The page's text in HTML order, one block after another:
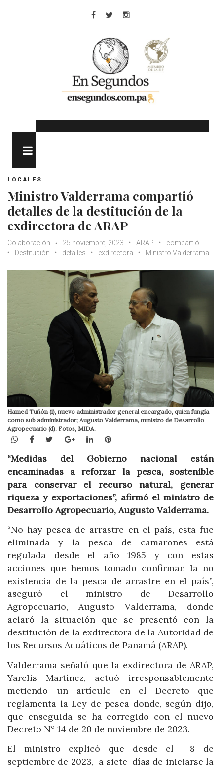
LOCALES
Ministro Valderrama compartió
detalles de la destitución de la
exdirectora de ARAP
Colaboración 25 noviembre, 2023 ARAP
compartió
Destitución
detalles exdirectora Ministro Valderrama
Hamed Tuñón (i), nuevo administrador general encargado, quien fungía
como sub administrador; Augusto Valderrama, ministro de Desarrollo
Agropecuario (d). Fotos, MIDA.
WhatsApp
Facebook
TwitterGoogle+LinkedInPinterest
“Medidas del Gobierno nacional están
encaminadas a reforzar la pesca, sostenible
para conservar el recurso natural, generar
riqueza y exportaciones”, afirmó el ministro de
Desarrollo Agropecuario, Augusto Valderrama.
“No hay pesca de arrastre en el país, esta fue
eliminada y la pesca de camarones está
regulada desde el año 1985 y con estas
acciones que hemos tomado confirman la no
existencia de la pesca de arrastre en el país”,
aseguró el ministro de Desarrollo
Agropecuario, Augusto Valderrama, donde
aclaró la situación que se presentó con la
destitución de la exdirectora de la Autoridad de
los Recursos Acuáticos de Panamá (ARAP).
Valderrama señaló que la exdirectora de ARAP,
Yarelis Martínez, actuó irresponsablemente
metiendo un artículo en el Decreto que
reglamenta la Ley de pesca donde, según dijo,
que enseguida se ha corregido con el nuevo
Decreto N° 14 de 20 de noviembre de 2023.
El ministro explicó que desde el 8 de
septiembre de 2023, a siete días de iniciarse la